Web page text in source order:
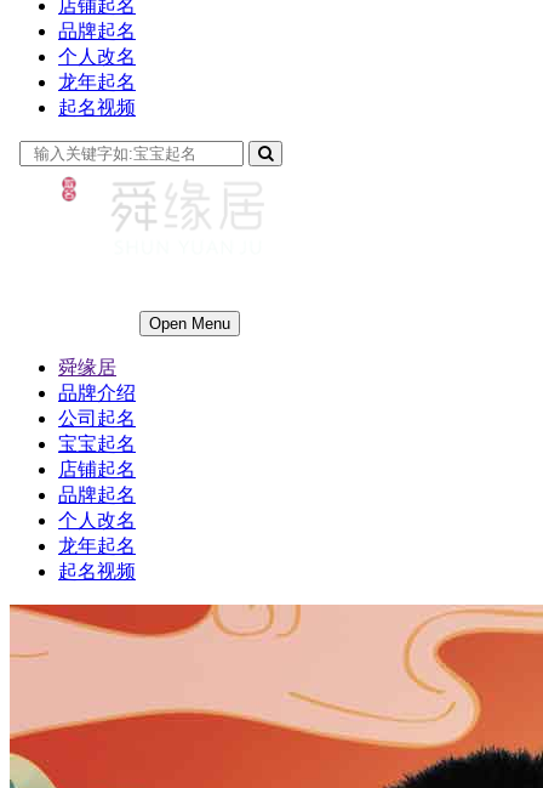
店铺起名
品牌起名
个人改名
龙年起名
起名视频
Open Menu
舜缘居
品牌介绍
公司起名
宝宝起名
店铺起名
品牌起名
个人改名
龙年起名
起名视频